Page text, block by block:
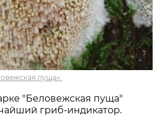
пуща».
"Беловежская пуща"
гриб-индикатор.